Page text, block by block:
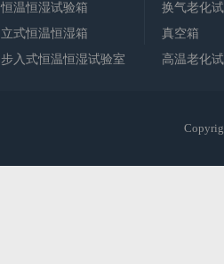
恒温恒湿试验箱
立式恒温恒湿箱
步入式恒温恒湿试验室
换气老化
真空箱
高温老化